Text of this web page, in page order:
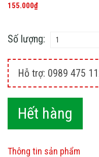
155.000₫
Số lượng:
Hỗ trợ: 0989 475
Hết hàng
Thông tin sản phẩm